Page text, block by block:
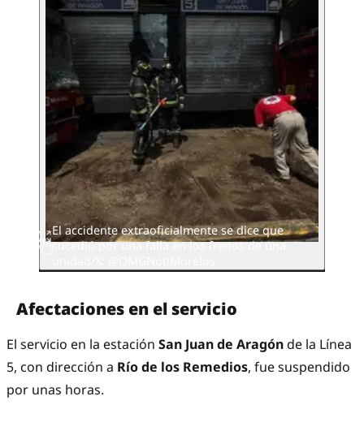
El accidente extraoficialmente se dice que
sucedió por una falla en los frenos de una
Afectaciones en el servicio
El servicio en la estación San Juan de Aragónde la Línea
5, con dirección a Río de los Remedios, fue suspendido
por unas horas.